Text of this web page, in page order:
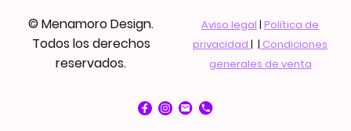
© Menamoro Design.
Todos los derechos
reservados.
Aviso legal | Política de
privacidad | | Condiciones
generales de venta